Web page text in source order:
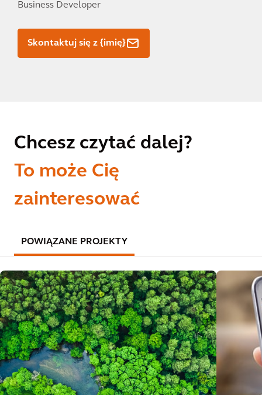
Business Developer
Skontaktuj się z {imię}
Chcesz czytać dalej?
To może Cię
zainteresować
POWIĄZANE PROJEKTY